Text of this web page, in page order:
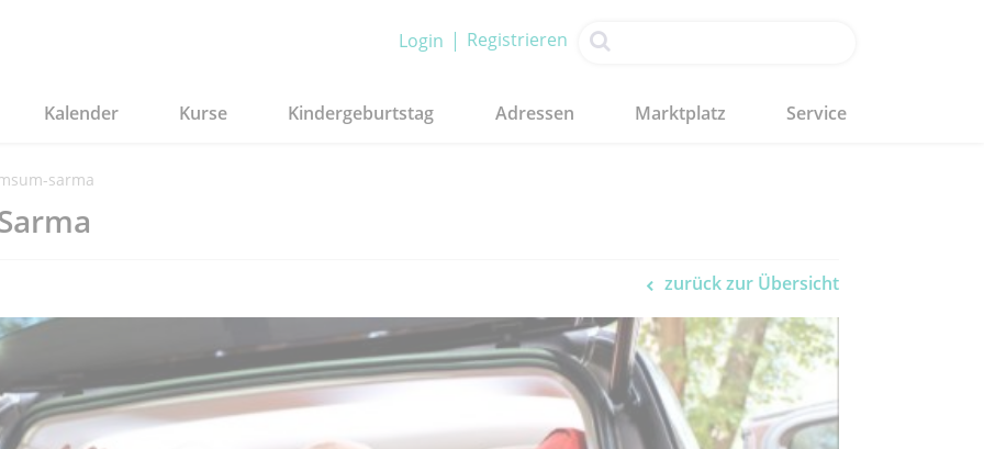
Login Registrieren
Kalender Kurse Kindergeburtstag Adressen Marktplatz Service
sarma
zurück zur Übersicht